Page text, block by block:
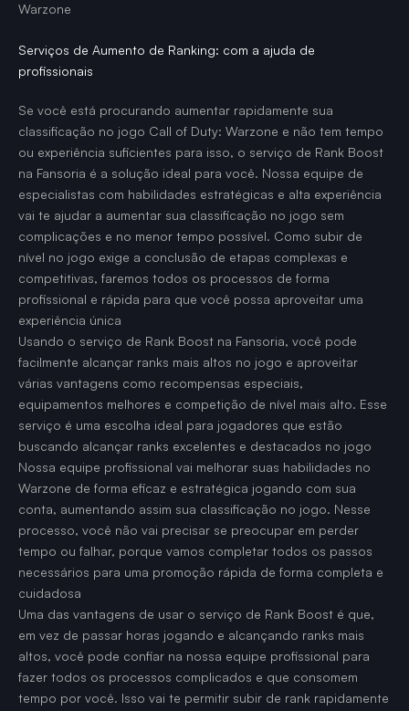
Warzone
Serviços de Aumento de Ranking: com a ajuda de
profissionais
Se você está procurando aumentar rapidamente sua
classificação no jogo Call of Duty: Warzone e não tem tempo
ou experiência suficientes para isso, o serviço de Rank Boost
na Fansoria é a solução ideal para você. Nossa equipe de
especialistas com habilidades estratégicas e alta experiência
vai te ajudar a aumentar sua classificação no jogo sem
complicações e no menor tempo possível. Como subir de
nível no jogo exige a conclusão de etapas complexas e
competitivas, faremos todos os processos de forma
profissional e rápida para que você possa aproveitar uma
experiência única
Usando o serviço de Rank Boost na Fansoria, você pode
facilmente alcançar ranks mais altos no jogo e aproveitar
várias vantagens como recompensas especiais,
equipamentos melhores e competição de nível mais alto. Esse
serviço é uma escolha ideal para jogadores que estão
buscando alcançar ranks excelentes e destacados no jogo
Nossa equipe profissional vai melhorar suas habilidades no
Warzone de forma eficaz e estratégica jogando com sua
conta, aumentando assim sua classificação no jogo. Nesse
processo, você não vai precisar se preocupar em perder
tempo ou falhar, porque vamos completar todos os passos
necessários para uma promoção rápida de forma completa e
cuidadosa
Uma das vantagens de usar o serviço de Rank Boost é que,
em vez de passar horas jogando e alcançando ranks mais
altos, você pode confiar na nossa equipe profissional para
fazer todos os processos complicados e que consomem
tempo por você. Isso vai te permitir subir de rank rapidamente